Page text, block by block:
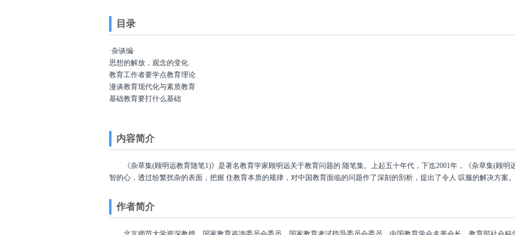
目录
·杂谈编·
思想的解放，观念的变化
教育工作者要学点教育理论
漫谈教育现代化与素质教育
基础教育要打什么基础
三言两语(一)
三言两语(二)
为更多人提供学习机会
教育过程的一次革命
语言、传统、教育和交流
时代、期望、教育和教师
继承、发现、选择和创造
内容简介
《杂草集(顾明远教育随笔1)》是著名教育学家顾明远关于教育问题的 随笔集。上起五十年代，下迄2001年，《杂草集(顾
智的心，透过纷繁扰杂的表面，把握 住教育本质的规律，对中国教育面临的问题作了深刻的剖析，提出了令人 叹服的解决方案。
作者简介